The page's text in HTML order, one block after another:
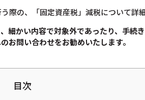
際の、「固定資産税」減税について詳
細かい内容で対象外であったり、手続
お問い合わせをお勧めいたします。
目次